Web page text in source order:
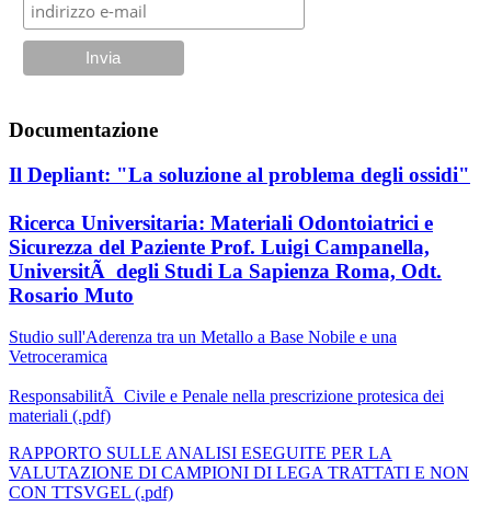
Documentazione
Il Depliant: "La soluzione al problema degli ossidi"
Ricerca Universitaria: Materiali Odontoiatrici e
Sicurezza del Paziente Prof. Luigi Campanella,
UniversitÃ degli Studi La Sapienza Roma, Odt.
Rosario Muto
Studio sull'Aderenza tra un Metallo a Base Nobile e una
Vetroceramica
ResponsabilitÃ Civile e Penale nella prescrizione protesica dei
materiali (.pdf)
RAPPORTO SULLE ANALISI ESEGUITE PER LA
VALUTAZIONE DI CAMPIONI DI LEGA TRATTATI E NON
CON TTSVGEL (.pdf)